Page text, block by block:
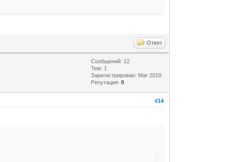
Ответ
Сообщений: 12
Тем: 1
Зарегистрирован: Mar 2019
Репутация:0
#14